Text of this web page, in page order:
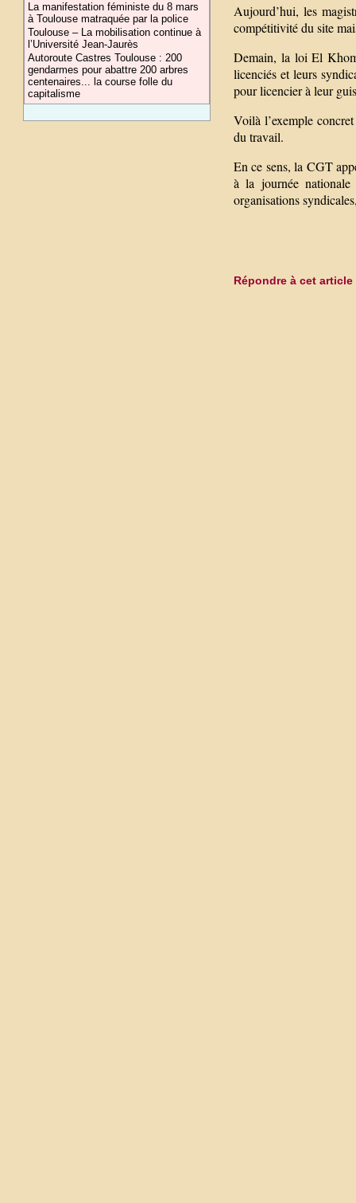
La manifestation féministe du 8 mars
à Toulouse matraquée par la police
Toulouse – La mobilisation continue à
l’Université Jean-Jaurès
Autoroute Castres Toulouse : 200
gendarmes pour abattre 200 arbres
centenaires... la course folle du
capitalisme
Aujourd’hui, les
compétitivité du site
Demain, la loi El
licenciés et leurs
pour licencier à leur
Voilà l’exemple
du travail.
En ce sens, la CGT
à la journée nationale
organisations
Répondre à cet article